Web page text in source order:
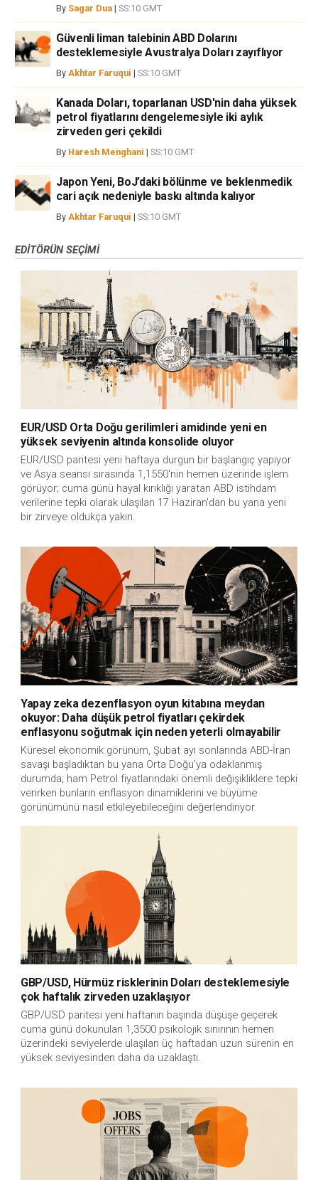
By Sagar Dua | SS:10 GMT
Güvenli liman talebinin ABD Dolarını
desteklemesiyle Avustralya Doları zayıflıyor
By Akhtar Faruqui | SS:10 GMT
Kanada Doları, toparlanan USD'nin daha yüksek
petrol fiyatlarını dengelemesiyle iki aylık
zirveden geri çekildi
By Haresh Menghani | SS:10 GMT
Japon Yeni, BoJ’daki bölünme ve beklenmedik
cari açık nedeniyle baskı altında kalıyor
By Akhtar Faruqui | SS:10 GMT
EDITÖRÜN SEÇIMI
EUR/USD Orta Doğu gerilimleri amidinde yeni en
yüksek seviyenin altında konsolide oluyor
EUR/USD paritesi yeni haftaya durgun bir başlangıç yapıyor
ve Asya seansı sırasında 1,1550'nin hemen üzerinde işlem
görüyor; cuma günü hayal kırıklığı yaratan ABD istihdam
verilerine tepki olarak ulaşılan 17 Haziran'dan bu yana yeni
bir zirveye oldukça yakın.
Yapay zeka dezenflasyon oyun kitabına meydan
okuyor: Daha düşük petrol fiyatları çekirdek
enflasyonu soğutmak için neden yeterli olmayabilir
Küresel ekonomik görünüm, Şubat ayı sonlarında ABD-İran
savaşı başladıktan bu yana Orta Doğu'ya odaklanmış
durumda; ham Petrol fiyatlarındaki önemli değişikliklere tepki
verirken bunların enflasyon dinamiklerini ve büyüme
görünümünü nasıl etkileyebileceğini değerlendiriyor.
GBP/USD, Hürmüz risklerinin Doları desteklemesiyle
çok haftalık zirveden uzaklaşıyor
GBP/USD paritesi yeni haftanın başında düşüşe geçerek
cuma günü dokunulan 1,3500 psikolojik sınırının hemen
üzerindeki seviyelerde ulaşılan üç haftadan uzun sürenin en
yüksek seviyesinden daha da uzaklaştı.